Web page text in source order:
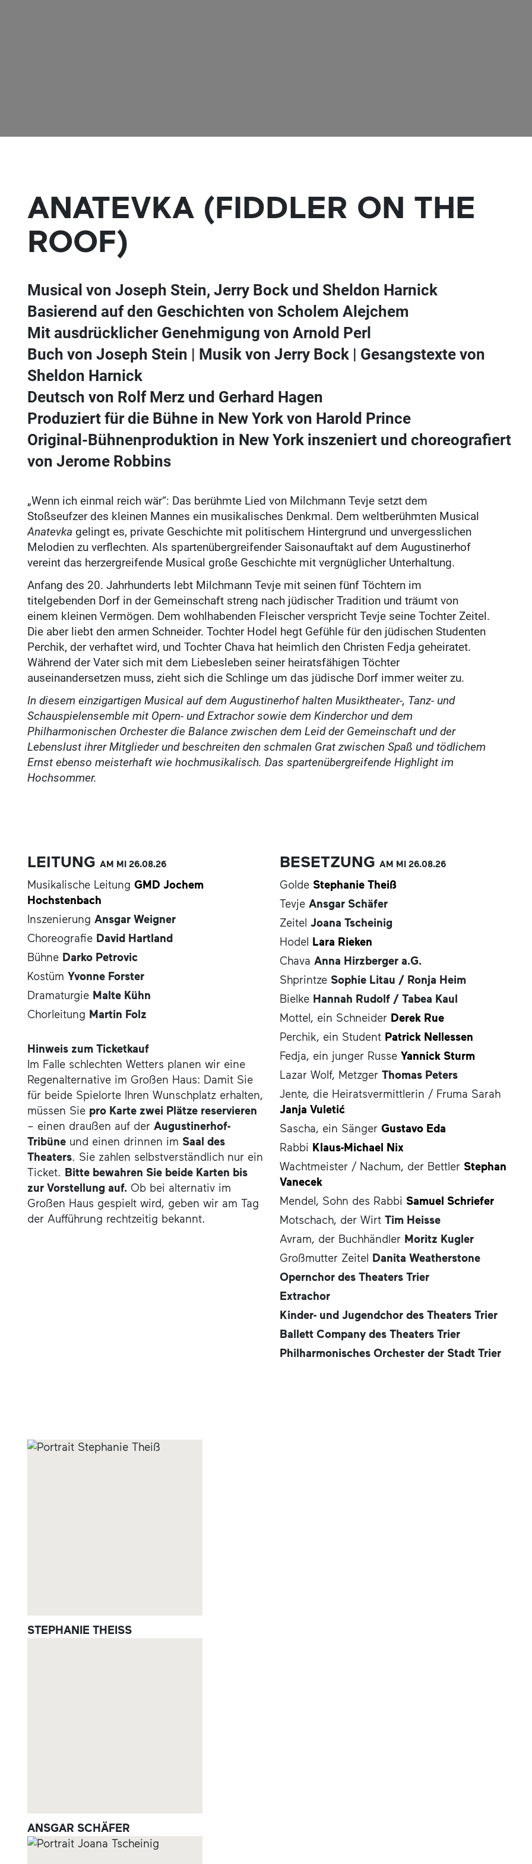
ANATEVKA (FIDDLER ON THE
ROOF)
Musical von Joseph Stein, Jerry Bock und Sheldon Harnick
Basierend auf den Geschichten von Scholem Alejchem
Mit ausdrücklicher Genehmigung von Arnold Perl
Buch von Joseph Stein | Musik von Jerry Bock | Gesangstexte von
Sheldon Harnick
Deutsch von Rolf Merz und Gerhard Hagen
Produziert für die Bühne in New York von Harold Prince
Original-Bühnenproduktion in New York inszeniert und choreografiert
von Jerome Robbins
„Wenn ich einmal reich wär“: Das berühmte Lied von Milchmann Tevje setzt dem
Stoßseufzer des kleinen Mannes ein musikalisches Denkmal. Dem weltberühmten Musical
Anatevka gelingt es, private Geschichte mit politischem Hintergrund und unvergesslichen
Melodien zu verflechten. Als spartenübergreifender Saisonauftakt auf dem Augustinerhof
vereint das herzergreifende Musical große Geschichte mit vergnüglicher Unterhaltung.
Anfang des 20. Jahrhunderts lebt Milchmann Tevje mit seinen fünf Töchtern im
titelgebenden Dorf in der Gemeinschaft streng nach jüdischer Tradition und träumt von
einem kleinen Vermögen. Dem wohlhabenden Fleischer verspricht Tevje seine Tochter Zeitel.
Die aber liebt den armen Schneider. Tochter Hodel hegt Gefühle für den jüdischen Studenten
Perchik, der verhaftet wird, und Tochter Chava hat heimlich den Christen Fedja geheiratet.
Während der Vater sich mit dem Liebesleben seiner heiratsfähigen Töchter
auseinandersetzen muss, zieht sich die Schlinge um das jüdische Dorf immer weiter zu.
In diesem einzigartigen Musical auf dem Augustinerhof halten Musiktheater-, Tanz- und
Schauspielensemble mit Opern- und Extrachor sowie dem Kinderchor und dem
Philharmonischen Orchester die Balance zwischen dem Leid der Gemeinschaft und der
Lebenslust ihrer Mitglieder und beschreiten den schmalen Grat zwischen Spaß und tödlichem
Ernst ebenso meisterhaft wie hochmusikalisch. Das spartenübergreifende Highlight im
Hochsommer.
LEITUNG AM MI 26.08.26
Musikalische Leitung GMD Jochem
Hochstenbach
Inszenierung Ansgar Weigner
Choreografie David Hartland
Bühne Darko Petrovic
Kostüm Yvonne Forster
Dramaturgie Malte Kühn
Chorleitung Martin Folz
Hinweis zum Ticketkauf
Im Falle schlechten Wetters planen wir eine
Regenalternative im Großen Haus: Damit Sie
für beide Spielorte Ihren Wunschplatz erhalten,
müssen Sie pro Karte zwei Plätze reservieren
– einen draußen auf der Augustinerhof-
Tribüneund einen drinnen im Saal des
Theaters. Sie zahlen selbstverständlich nur ein
Ticket. Bitte bewahren Sie beide Karten bis
zur Vorstellung auf.Ob bei alternativ im
Großen Haus gespielt wird, geben wir am Tag
der Aufführung rechtzeitig bekannt.
BESETZUNGAM MI26.08.26
Golde Stephanie Theiß
Tevje Ansgar Schäfer
Zeitel Joana Tscheinig
Hodel Lara Rieken
Chava Anna Hirzberger a.G.
Shprintze Sophie Litau / Ronja Heim
Bielke Hannah Rudolf / Tabea Kaul
Mottel, ein Schneider Derek Rue
Perchik, ein Student Patrick Nellessen
Fedja, ein junger Russe Yannick Sturm
Lazar Wolf, Metzger Thomas Peters
Jente, die Heiratsvermittlerin / Fruma Sarah
Janja Vuletić
Sascha, ein Sänger Gustavo Eda
Rabbi Klaus-Michael Nix
Wachtmeister / Nachum, der Bettler Stephan
Vanecek
Mendel, Sohn des Rabbi Samuel Schriefer
Motschach, der Wirt Tim Heisse
Avram, der Buchhändler Moritz Kugler
Großmutter Zeitel Danita Weatherstone
Opernchor des Theaters Trier
Extrachor
Kinder- und Jugendchor des Theaters Trier
Ballett Company des Theaters Trier
Philharmonisches Orchester der Stadt Trier
STEPHANIE THEISS
ANSGAR SCHÄFER